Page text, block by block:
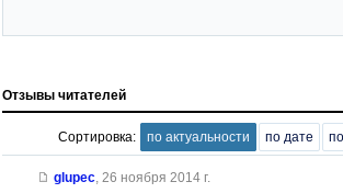
Отзывы читателей
Сортировка: по актуальности по дате
glupec, 26 ноября 2014 г.